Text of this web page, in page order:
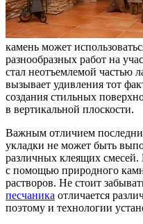
камень может
разнообразных работ на
стал неотъемлемой частью
вызывает удивления тот
создания стильных
в вертикальной плоскости.
Важным отличием
укладки не может быть
различных клеящих
с помощью природного
растворов. Не стоит
песчаника отличается
поэтому и технологии